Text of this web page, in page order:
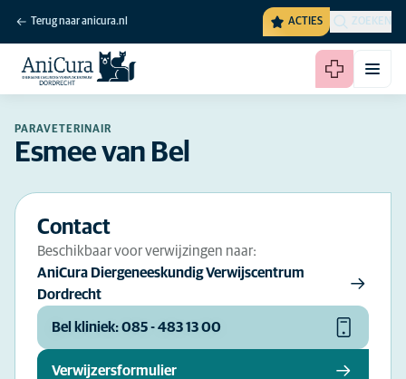
Terug naar anicura.nl ACTIES ZOEKEN
PARAVETERINAIR
Esmee van Bel
Contact
Beschikbaar voor verwijzingen naar:
AniCura Diergeneeskundig Verwijscentrum
Dordrecht
Bel kliniek: 085 - 483 13 00
Verwijzersformulier